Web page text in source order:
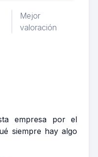
Mejor
valoración
empresa por el
siempre hay algo